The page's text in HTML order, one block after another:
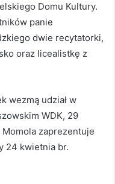
Domu Kultury.
panie
dwie recytatorki,
oraz licealistkę z
wezmą udział w
WDK, 29
zaprezentuje
24 kwietnia br.